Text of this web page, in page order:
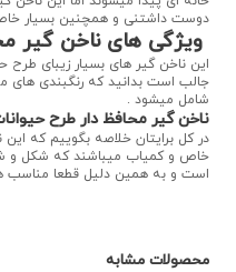
دوست داشتنی و همچنین بسیار
ویژگی های ناخن گیر
این ناخن گیر های بسیار زیبای
جالب است بدانید که رنگبندی های
شامل میشود .
ناخن گیر محافظ دار طرح
در کل برایتان خلاصه بگوییم که
خاص و کمیاب میباشند که شکل و
است و به همین دلیل قطعا مناسب
محصولات مشابه